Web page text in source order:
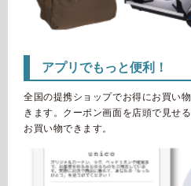
アプリでもっと便利！
全国の提携ショップでお得にお買い
きます。 クーポン画面を店頭で見せ
お買い物できます。